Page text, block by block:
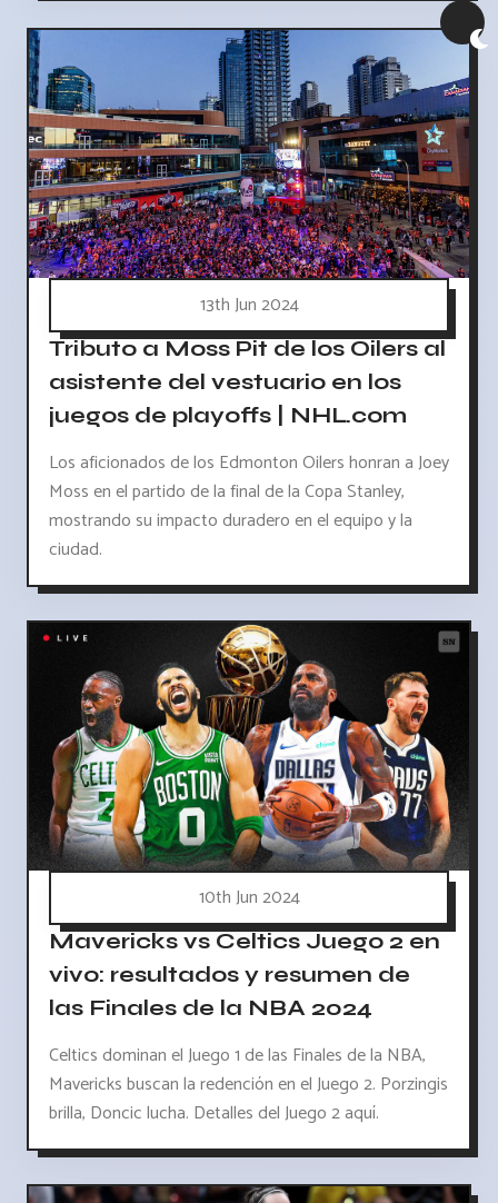
13th Jun 2024
Tributo a Moss Pit de los Oilers al
asistente del vestuario en los
juegos de playoffs | NHL.com
Los aficionados de los Edmonton Oilers honran a Joey
Moss en el partido de la final de la Copa Stanley,
mostrando su impacto duradero en el equipo y la
ciudad.
10th Jun 2024
Mavericks vs Celtics Juego 2 en
vivo: resultados y resumen de
las Finales de la NBA 2024
Celtics dominan el Juego 1 de las Finales de la NBA,
Mavericks buscan la redención en el Juego 2. Porzingis
brilla, Doncic lucha. Detalles del Juego 2 aquí.